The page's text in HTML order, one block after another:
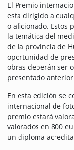
El Premio
está dirigido a
o aficionado. Estos
la temática del
de la provincia de
oportunidad de
obras deberán ser
presentado
En esta edición se
internacional de
premio estará
valorados en 800
un diploma